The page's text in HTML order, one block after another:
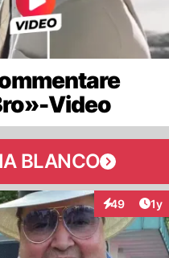
Video
BLANCO
49 1y